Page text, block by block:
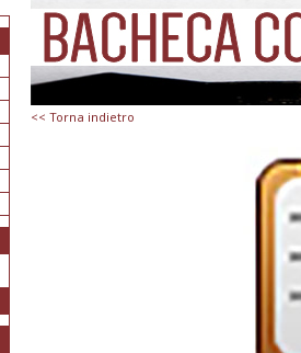
<< Torna indietro